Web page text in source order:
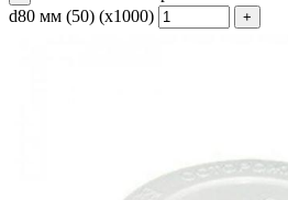
d80 мм (50) (х1000)